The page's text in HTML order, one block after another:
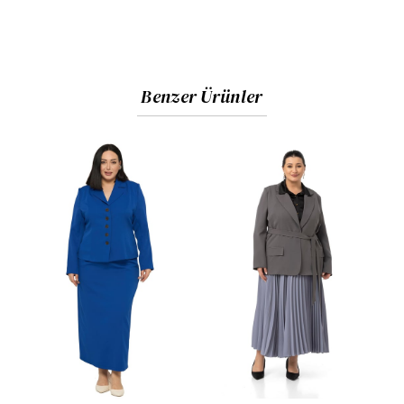
Toplantılar, özel davetler ve ofis şıklığı için
Kumaş ve Beden Bilgisi
Kumaş İçeriği: Yüksek Kaliteli Double Kumaş (%100
Polyester bazlı). Double kumaş özelliği sayesinde iç
göstermez, kırışmaya karşı ekstra dirençlidir ve
vücut hatlarını toplu gösterir.
Görseldeki Ürün Bedeni:
Manken Ölçüleri:
Boy:1.73 cm
Benzer Ürünler